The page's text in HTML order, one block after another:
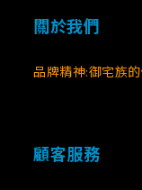
關於我們
品牌精神:御宅族
顧客服務